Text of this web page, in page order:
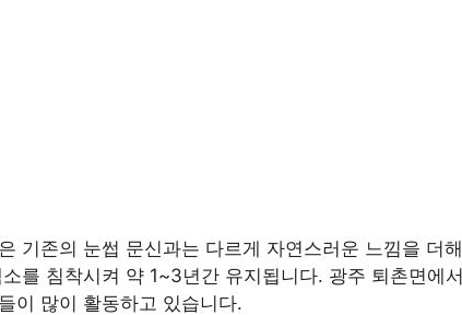
기존의 눈썹 문신과는 다르게 자연스러운 느낌을 더
를 침착시켜 약 1~3년간 유지됩니다. 광주 퇴촌면에
이 많이 활동하고 있습니다.